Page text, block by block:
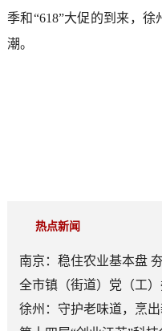
季和“618”大促的到来，
潮。
热点新闻
南京：稳住农业基本盘
全市镇（街道）党（工
徐州：守护老味道，烹